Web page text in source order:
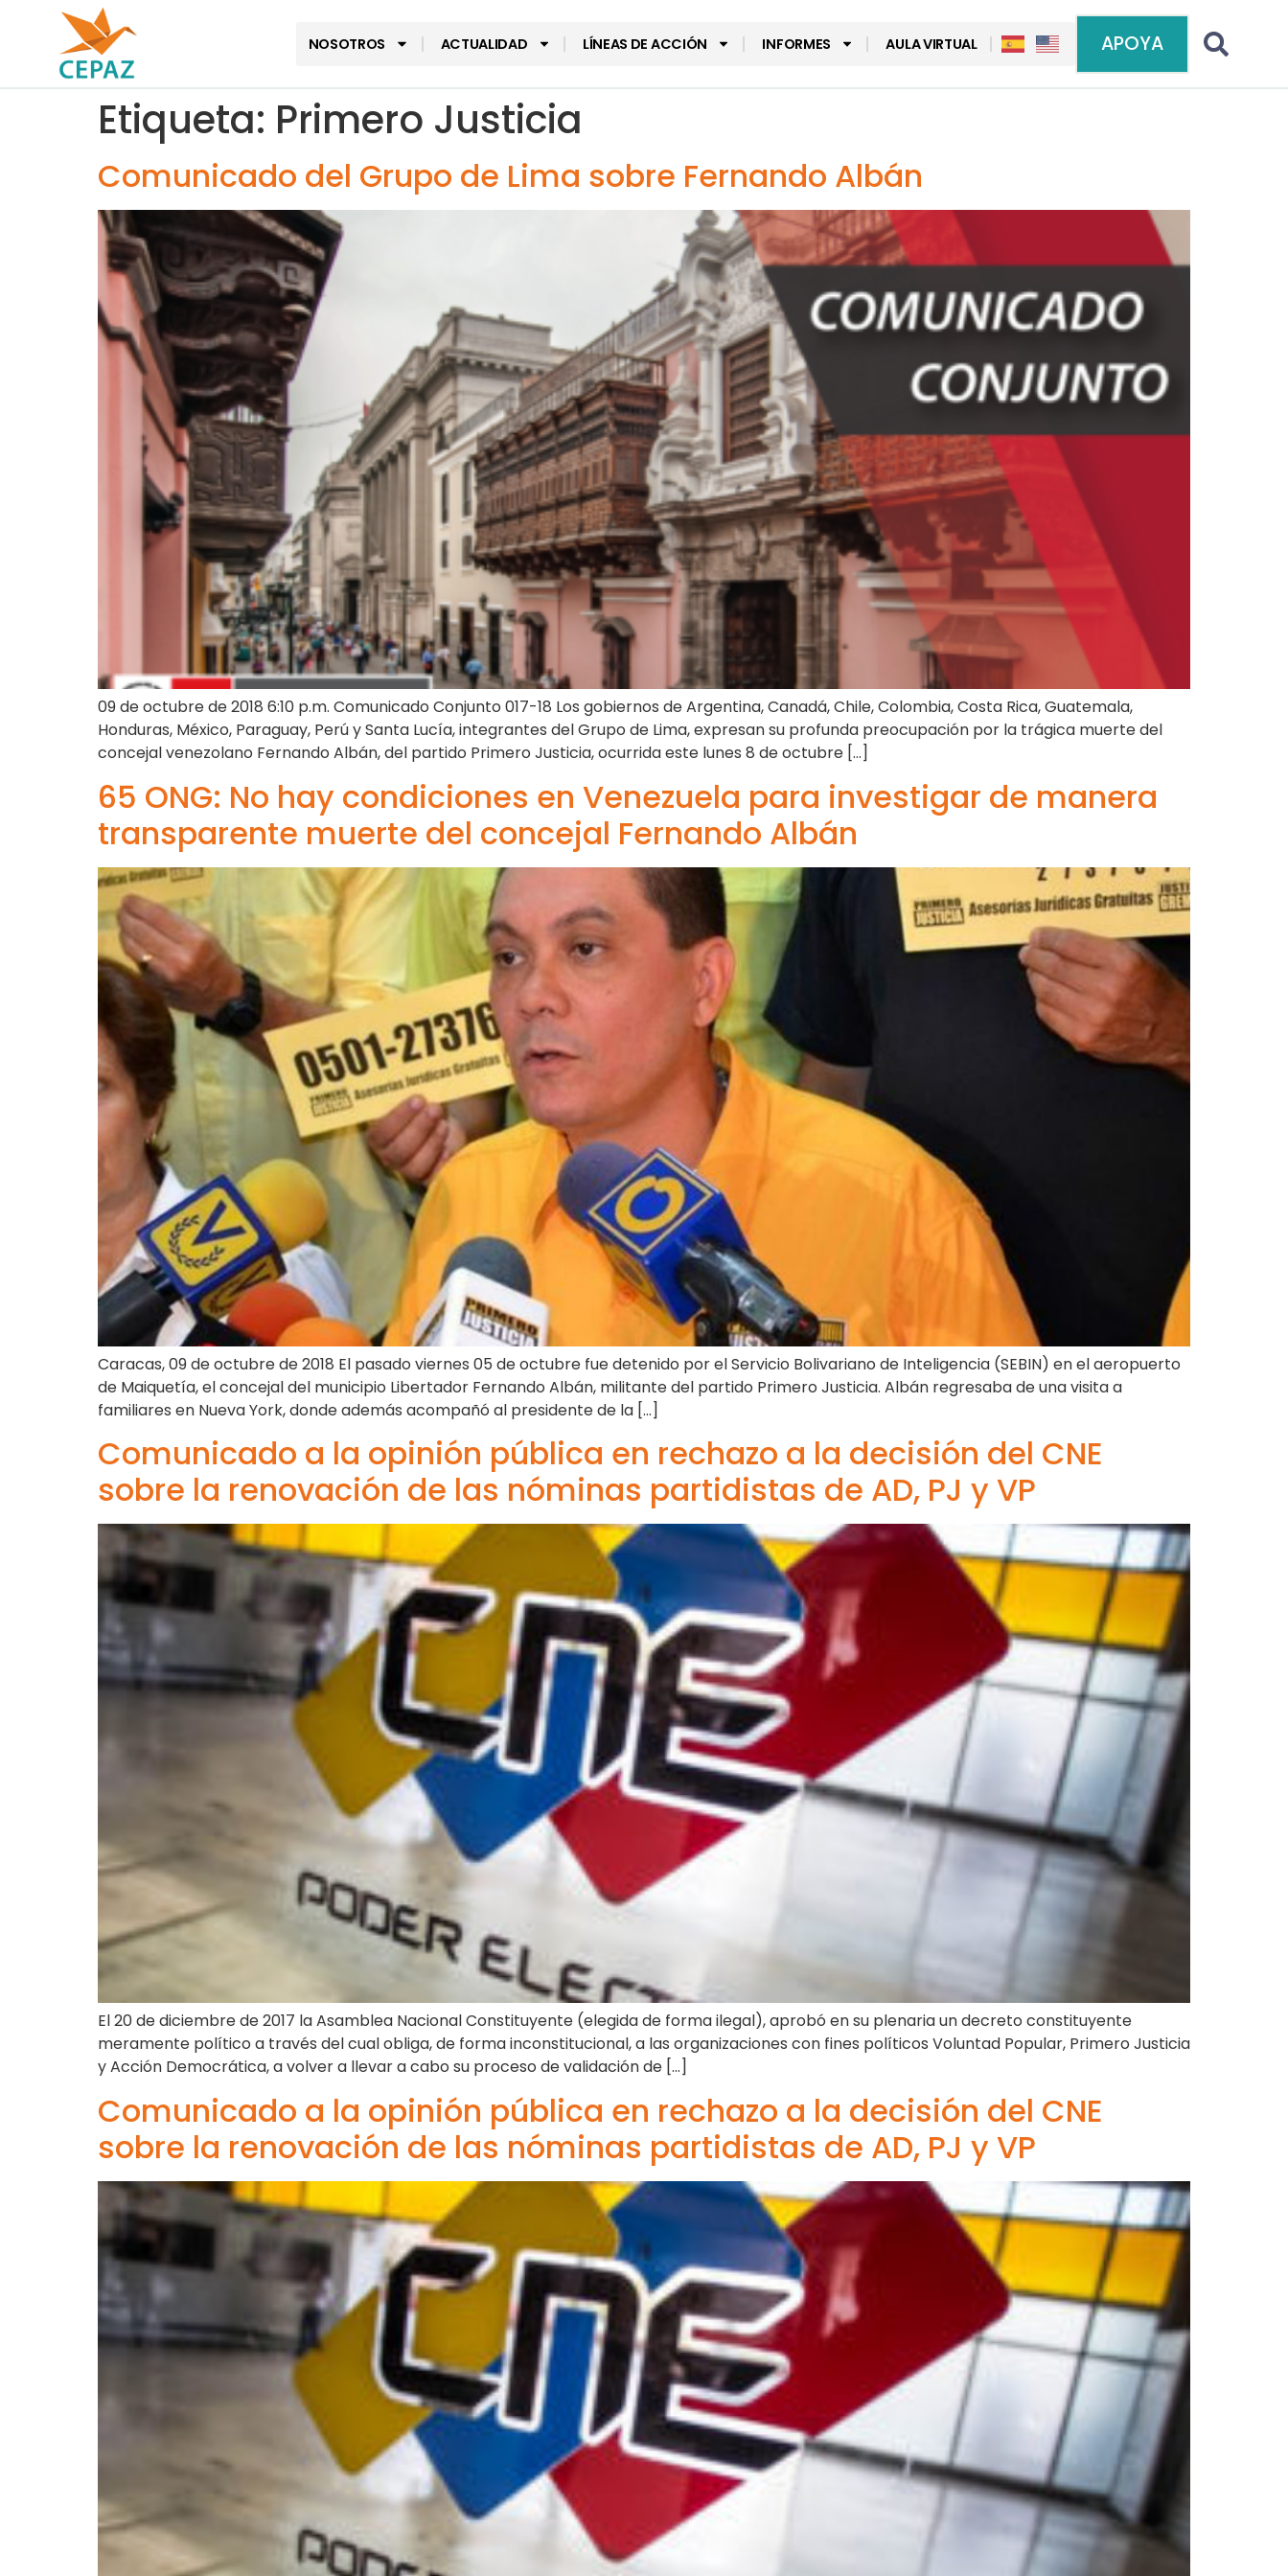
NOSOTROS ACTUALIDAD LÍNEAS DE ACCIÓN INFORMES AULA VIRTUAL APOYA
Etiqueta: Primero Justicia
Comunicado del Grupo de Lima sobre Fernando Albán
09 de octubre de 2018 6:10 p.m. Comunicado Conjunto 017-18 Los gobiernos de Argentina, Canadá, Chile, Colombia, Costa Rica, Guatemala,
Honduras, México, Paraguay, Perú y Santa Lucía, integrantes del Grupo de Lima, expresan su profunda preocupación por la trágica muerte del
concejal venezolano Fernando Albán, del partido Primero Justicia, ocurrida este lunes 8 de octubre […]
65 ONG: No hay condiciones en Venezuela para investigar de manera
transparente muerte del concejal Fernando Albán
Caracas, 09 de octubre de 2018 El pasado viernes 05 de octubre fue detenido por el Servicio Bolivariano de Inteligencia (SEBIN) en el aeropuerto
de Maiquetía, el concejal del municipio Libertador Fernando Albán, militante del partido Primero Justicia. Albán regresaba de una visita a
familiares en Nueva York, donde además acompañó al presidente de la […]
Comunicado a la opinión pública en rechazo a la decisión del CNE
sobre la renovación de las nóminas partidistas de AD, PJ y VP
El 20 de diciembre de 2017 la Asamblea Nacional Constituyente (elegida de forma ilegal), aprobó en su plenaria un decreto constituyente
meramente político a través del cual obliga, de forma inconstitucional, a las organizaciones con fines políticos Voluntad Popular, Primero Justicia
y Acción Democrática, a volver a llevar a cabo su proceso de validación de […]
Comunicado a la opinión pública en rechazo a la decisión del CNE
sobre la renovación de las nóminas partidistas de AD, PJ y VP